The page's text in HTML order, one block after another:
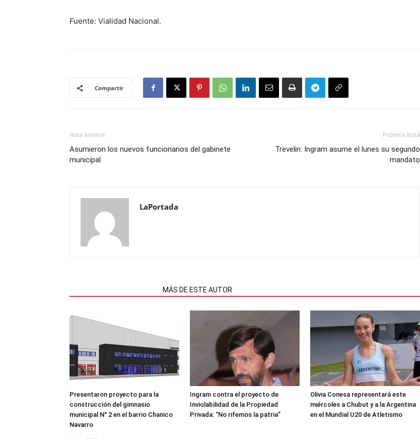
Fuente: Vialidad Nacional.
Compartir
Nota anterior
Asumieron los nuevos funcionarios del gabinete
municipal
Próxima Nota
Trevelin: Ingram asume el lunes su segundo
mandato
LaPortada
MÁS DE ESTE AUTOR
Presentaron proyecto para la
construcción del gimnasio
municipal N° 2 en el barrio Chanico
Navarro
Ingram contra el proyecto de
Inviolabilidad de la Propiedad
Privada: “No rifemos la patria”
Olivia Conesa representará este
miércoles a Chubut y a la Argentina
en el Mundial U20 de Atletismo